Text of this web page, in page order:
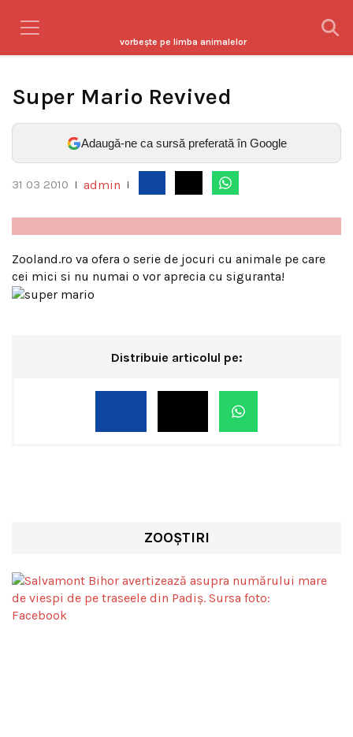
vorbeşte pe limba animalelor
Super Mario Revived
Adaugă-ne ca sursă preferată în Google
31 03 2010 admin
Zooland.ro va ofera o serie de jocuri cu animale pe care
cei mici si nu numai o vor aprecia cu siguranta!
Distribuie articolul pe:
ZOOȘTIRI